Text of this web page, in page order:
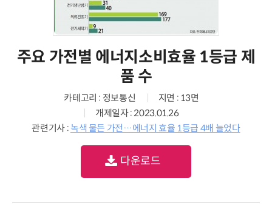
주요 가전별 에너지소비효율 1등급 제
품 수
카테고리 : 정보통신
지면 : 13면
개제일자 : 2023.01.26
관련기사 :녹색 물든 가전…에너지 효율 1등급 4배 늘었다
다운로드